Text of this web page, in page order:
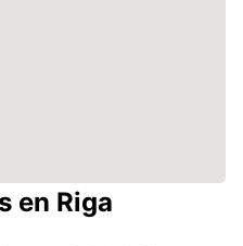
en Riga